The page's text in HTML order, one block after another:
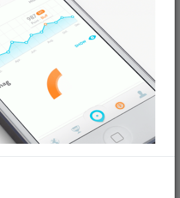
حــــریم خصوصـی
ویتریــن فروشگـــاه
درباره ما بیشتر بدانید
اخبار فناوری اطلاعات
پیگیری مرسوله پستی
دعوت به همکاری